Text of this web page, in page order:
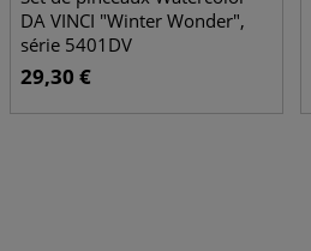
DA VINCI "Winter Wonder",
série 5401DV
29,30 €